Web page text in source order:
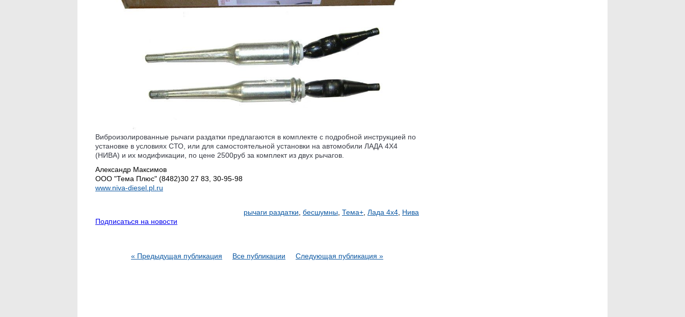
Виброизолированные рычаги раздатки предлагаются в комплекте с подробной инструкцией по
установке в условиях СТО, или для самостоятельной установки на автомобили ЛАДА 4Х4
(НИВА) и их модификации, по цене 2500руб за комплект из двух рычагов.
Александр Максимов
ООО "Тема Плюс" (8482)30 27 83, 30-95-98
www.niva-diesel.pl.ru
рычаги раздатки бесшумны Тема+ Лада 4х4 Нива
Подписаться на новости
« Предыдущая публикация Все публикации Следующая публикация »